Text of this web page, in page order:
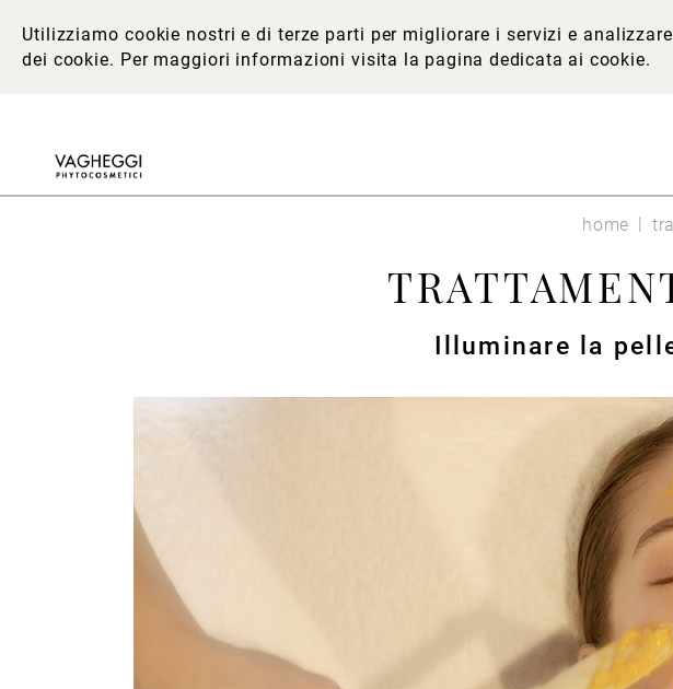
Utilizziamo cookie nostri e di terze parti per migliorare i servizi e
dei cookie. Per maggiori informazionivisita la pagina dedicata ai cookie.
home
Illuminare la